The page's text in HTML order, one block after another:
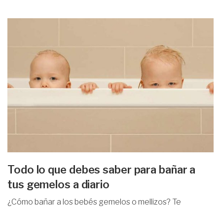
Todo lo que debes saber para bañar a
tus gemelos a diario
¿Cómo bañar a los bebés gemelos o mellizos? Te